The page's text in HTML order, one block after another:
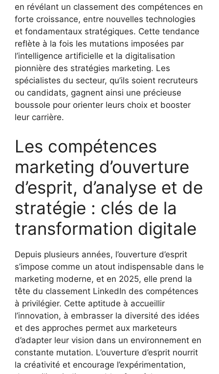
en révélant un classement des compétences en
forte croissance, entre nouvelles technologies
et fondamentaux stratégiques. Cette tendance
reflète à la fois les mutations imposées par
l’intelligence artificielle et la digitalisation
pionnière des stratégies marketing. Les
spécialistes du secteur, qu’ils soient recruteurs
ou candidats, gagnent ainsi une précieuse
boussole pour orienter leurs choix et booster
leur carrière.
Les compétences
marketing d’ouverture
d’esprit, d’analyse et de
stratégie : clés de la
transformation digitale
Depuis plusieurs années, l’ouverture d’esprit
s’impose comme un atout indispensable dans le
marketing moderne, et en 2025, elle prend la
tête du classement LinkedIn des compétences
à privilégier. Cette aptitude à accueillir
l’innovation, à embrasser la diversité des idées
et des approches permet aux marketeurs
d’adapter leur vision dans un environnement en
constante mutation. L’ouverture d’esprit nourrit
la créativité et encourage l’expérimentation,